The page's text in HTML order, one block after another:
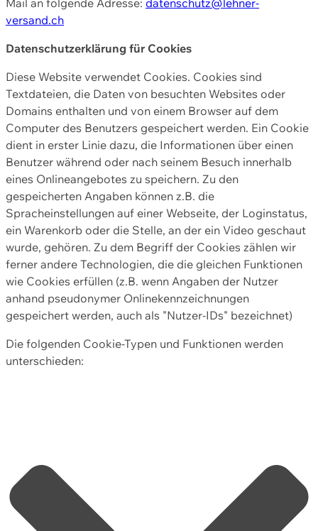
versand.ch
Datenschutzerklärung für Cookies
Diese Website verwendet Cookies. Cookies sind
Textdateien, die Daten von besuchten Websites oder
Domains enthalten und von einem Browser auf dem
Computer des Benutzers gespeichert werden. Ein Cookie
dient in erster Linie dazu, die Informationen über einen
Benutzer während oder nach seinem Besuch innerhalb
eines Onlineangebotes zu speichern. Zu den
gespeicherten Angaben können z.B. die
Spracheinstellungen auf einer Webseite, der Loginstatus,
ein Warenkorb oder die Stelle, an der ein Video geschaut
wurde, gehören. Zu dem Begriff der Cookies zählen wir
ferner andere Technologien, die die gleichen Funktionen
wie Cookies erfüllen (z.B. wenn Angaben der Nutzer
anhand pseudonymer Onlinekennzeichnungen
gespeichert werden, auch als "Nutzer-IDs" bezeichnet)
Die folgenden Cookie-Typen und Funktionen werden
unterschieden: